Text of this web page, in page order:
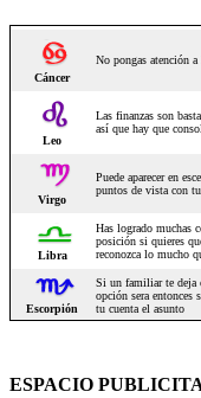
ESPACIO